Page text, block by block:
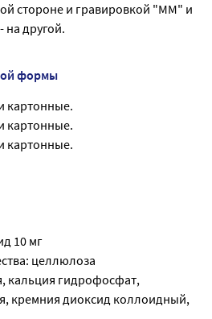
стороне и гравировкой "ММ" и
на другой.
формы
картонные.
картонные.
картонные.
10 мг
целлюлоза
кальция гидрофосфат,
кремния диоксид коллоидный,